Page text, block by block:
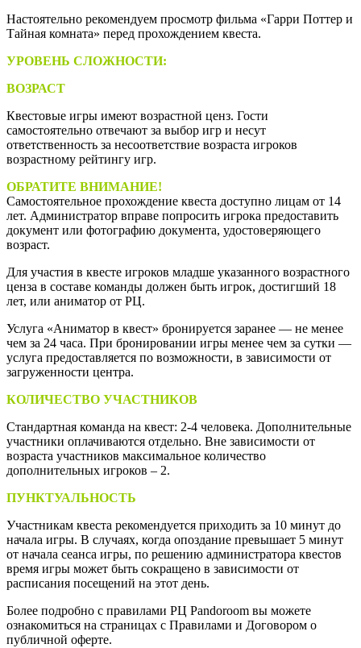
Настоятельно рекомендуем просмотр фильма «Гарри Поттер и
Тайная комната» перед прохождением квеста.
УРОВЕНЬ СЛОЖНОСТИ:
ВОЗРАСТ
Квестовые игры имеют возрастной ценз. Гости
самостоятельно отвечают за выбор игр и несут
ответственность за несоответствие возраста игроков
возрастному рейтингу игр.
ОБРАТИТЕ ВНИМАНИЕ!
Самостоятельное прохождение квеста доступно лицам от 14
лет. Администратор вправе попросить игрока предоставить
документ или фотографию документа, удостоверяющего
возраст.
Для участия в квесте игроков младше указанного возрастного
ценза в составе команды должен быть игрок, достигший 18
лет, или аниматор от РЦ.
Услуга «Аниматор в квест» бронируется заранее — не менее
чем за 24 часа. При бронировании игры менее чем за сутки —
услуга предоставляется по возможности, в зависимости от
загруженности центра.
КОЛИЧЕСТВО УЧАСТНИКОВ
Стандартная команда на квест: 2-4 человека. Дополнительные
участники оплачиваются отдельно. Вне зависимости от
возраста участников максимальное количество
дополнительных игроков – 2.
ПУНКТУАЛЬНОСТЬ
Участникам квеста рекомендуется приходить за 10 минут до
начала игры. В случаях, когда опоздание превышает 5 минут
от начала сеанса игры, по решению администратора квестов
время игры может быть сокращено в зависимости от
расписания посещений на этот день.
Более подробно с правилами РЦ Pandoroom вы можете
ознакомиться на страницах с Правилами и Договором о
публичной оферте.